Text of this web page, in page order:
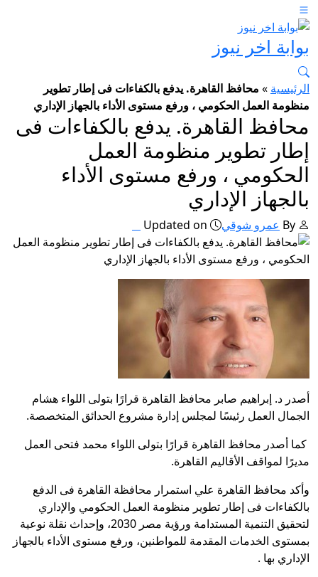
بوابة اخر نيوز
الرئيسية » محافظ القاهرة. يدفع بالكفاءات فى إطار تطوير
منظومة العمل الحكومي ، ورفع مستوى الأداء بالجهاز الإداري
محافظ القاهرة. يدفع بالكفاءات فى
إطار تطوير منظومة العمل
الحكومي ، ورفع مستوى الأداء
بالجهاز الإداري
By عمرو شوقي Updated on
أصدر د. إبراهيم صابر محافظ القاهرة قرارًا بتولى اللواء هشام
الجمال العمل رئيسًا لمجلس إدارة مشروع الحدائق المتخصصة.
كما أصدر محافظ القاهرة قرارًا بتولى اللواء محمد فتحى العمل
مديرًا لمواقف الأقاليم القاهرة.
وأكد محافظ القاهرة علي استمرار محافظة القاهرة فى الدفع
بالكفاءات فى إطار تطوير منظومة العمل الحكومي والإداري
لتحقيق التنمية المستدامة ورؤية مصر 2030، وإحداث نقلة نوعية
بمستوى الخدمات المقدمة للمواطنين، ورفع مستوى الأداء بالجهاز
الإداري بها .